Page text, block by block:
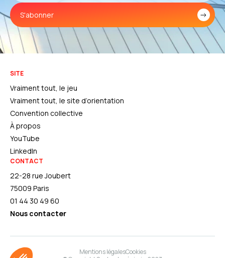
S'abonner
SITE
Vraiment tout, le jeu
Vraiment tout, le site d’orientation
Convention collective
À propos
YouTube
LinkedIn
CONTACT
22-28 rue Joubert
75009 Paris
01 44 30 49 60
Nous contacter
Mentions légalesCookies